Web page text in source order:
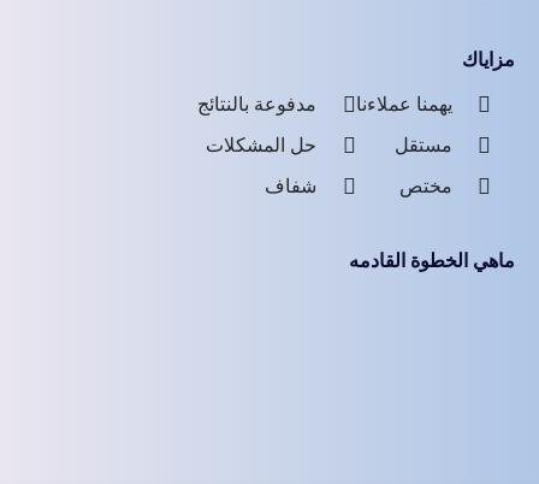
مزاياك
يهمنا عملاءنا
مستقل
مختص
مدفوعة بالنتائج
حل المشكلات
شفاف
ماهي الخطوة القادمه